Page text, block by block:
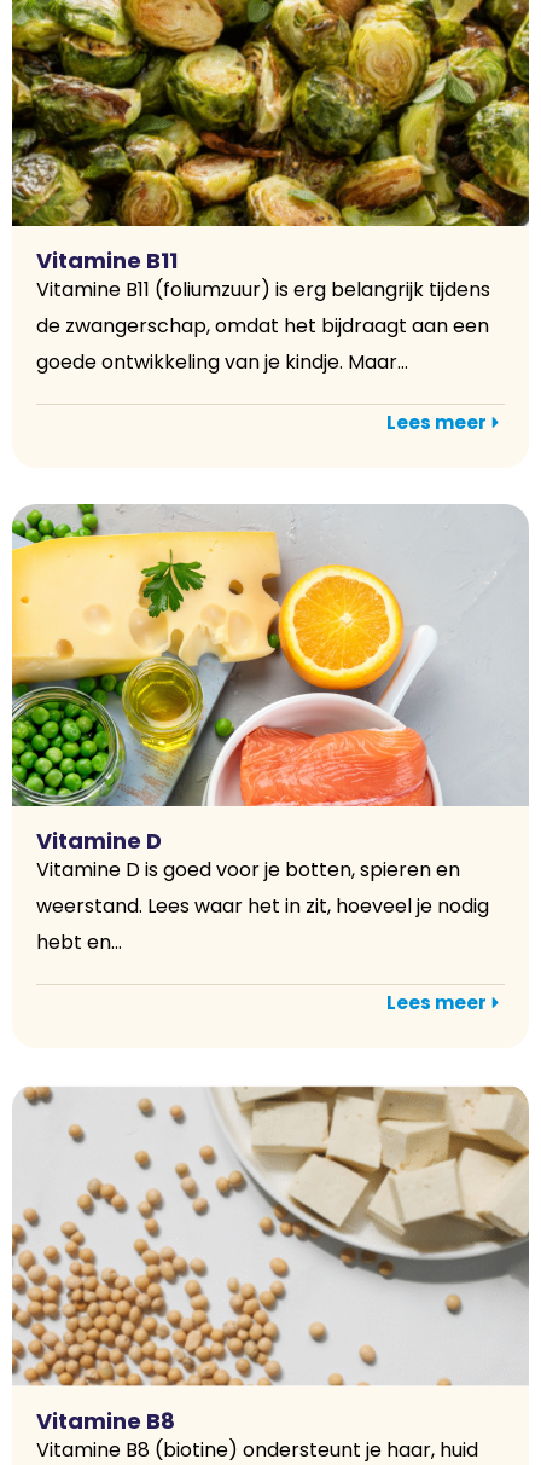
Vitamine B11
Vitamine B11 (foliumzuur) is erg belangrijk tijdens
de zwangerschap, omdat het bijdraagt aan een
goede ontwikkeling van je kindje. Maar...
Lees meer
Vitamine D
Vitamine D is goed voor je botten, spieren en
weerstand. Lees waar het in zit, hoeveel je nodig
hebt en...
Lees meer
Vitamine B8
Vitamine B8 (biotine) ondersteunt je haar, huid